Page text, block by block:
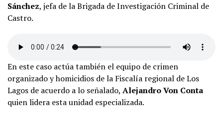
Sánchez, jefa de la Brigada de Investigación Criminal de
Castro.
En este caso actúa también el equipo de crimen
organizado y homicidios de la Fiscalía regional de Los
Lagos de acuerdo a lo señalado, Alejandro Von Conta
quien lidera esta unidad especializada.